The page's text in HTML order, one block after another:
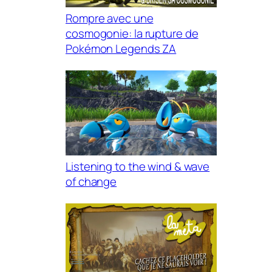
Rompre avec une
cosmogonie: la rupture de
Pokémon Legends ZA
Listening to the wind & wave
of change